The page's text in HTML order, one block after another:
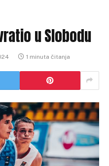
u Slobodu
1 minuta čitanja